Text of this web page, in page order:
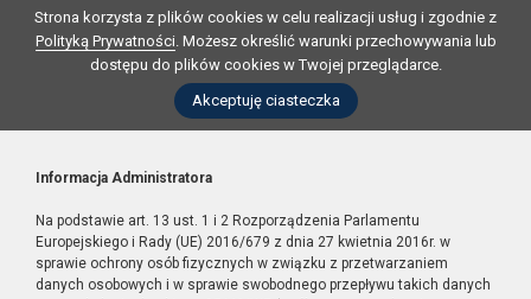
Strona korzysta z plików cookies w celu realizacji usług i zgodnie z
Polityką Prywatności. Możesz określić warunki przechowywania lub
dostępu do plików cookies w Twojej przeglądarce.
Akceptuję ciasteczka
Informacja Administratora
Na podstawie art. 13 ust. 1 i 2 Rozporządzenia Parlamentu
Europejskiego i Rady (UE) 2016/679 z dnia 27 kwietnia 2016r. w
sprawie ochrony osób fizycznych w związku z przetwarzaniem
danych osobowych i w sprawie swobodnego przepływu takich danych